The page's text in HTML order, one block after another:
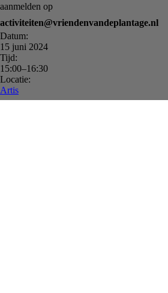
aanmelden op
activiteiten@vriendenvandeplantage.nl
Datum:
15 juni 2024
Tijd:
15:00–16:30
Locatie:
Artis